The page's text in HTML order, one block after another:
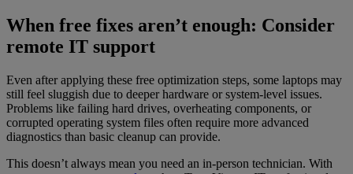
When free fixes aren’t enough: Consider
remote IT support
Even after applying these free optimization steps, some laptops may
still feel sluggish due to deeper hardware or system-level issues.
Problems like failing hard drives, overheating components, or
corrupted operating system files often require more advanced
diagnostics than basic cleanup can provide.
This doesn’t always mean you need an in-person technician. With